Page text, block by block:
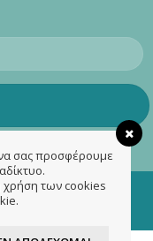
by
σας προσφέρουμε
των cookies